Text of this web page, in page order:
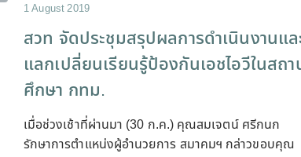
1 August 2019
สวท จัดประชุมสรุปผลการดำเนินงานแล
แลกเปลี่ยนเรียนรู้ป้องกันเอชไอวีในสถา
ศึกษา กทม.
เมื่อช่วงเช้าที่ผ่านมา (30 ก.ค.) คุณสมเจตน์ ศรีกนก
รักษาการตำแหน่งผู้อำนวยการ สมาคมฯ กล่าวขอบคุณ